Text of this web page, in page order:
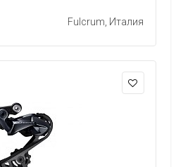
Fulcrum, Италия